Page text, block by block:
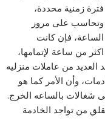
فترة زمنية محددة،
وتحاسب على مرور
الساعة، فإن كانت
من ساعة لإتمامها،
العديد من عاملات منزليه
وأن الأمر كما هو
شغالات بالساعه الخرج.
من تواجد الخادمة